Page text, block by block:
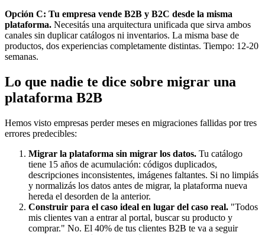
Opción C: Tu empresa vende B2B y B2C desde la misma
plataforma. Necesitás una arquitectura unificada que sirva ambos
canales sin duplicar catálogos ni inventarios. La misma base de
productos, dos experiencias completamente distintas. Tiempo: 12-20
semanas.
Lo que nadie te dice sobre migrar una
plataforma B2B
Hemos visto empresas perder meses en migraciones fallidas por tres
errores predecibles:
Migrar la plataforma sin migrar los datos. Tu catálogo
tiene 15 años de acumulación: códigos duplicados,
descripciones inconsistentes, imágenes faltantes. Si no limpiás
y normalizás los datos antes de migrar, la plataforma nueva
hereda el desorden de la anterior.
Construir para el caso ideal en lugar del caso real. "Todos
mis clientes van a entrar al portal, buscar su producto y
comprar." No. El 40% de tus clientes B2B te va a seguir